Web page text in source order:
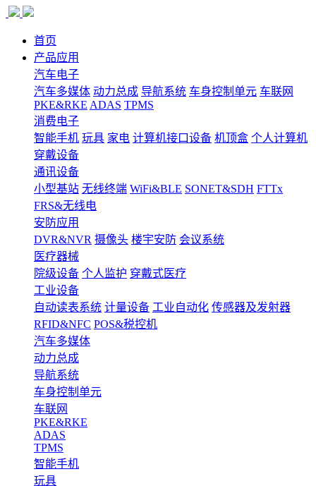
首页
产品应用
汽车电子
汽车多媒体 动力总成 导航系统 车身控制单元 车联网
PKE&RKE ADAS TPMS
消费电子
智能手机 玩具 家电 计算机接口设备 机顶盒 个人计算机
穿戴设备
通讯设备
小型基站 无线终端 WiFi&BLE SONET&SDH FTTx
FRS&无线电
安防应用
DVR&NVR 摄像头 楼宇安防 会议系统
医疗器械
院级设备 个人监护 穿戴式医疗
工业设备
自动读表系统 计量设备 工业自动化 传感器及发射器
RFID&NFC POS&税控机
汽车多媒体
动力总成
导航系统
车身控制单元
车联网
PKE&RKE
ADAS
TPMS
智能手机
玩具